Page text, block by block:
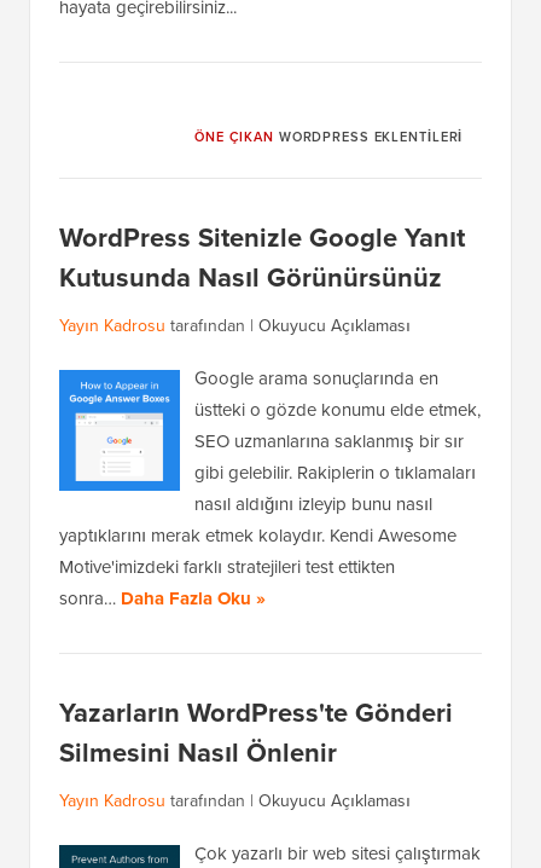
hayata geçirebilirsiniz...
ÖNE ÇIKAN WORDPRESS EKLENTILERI
WordPress Sitenizle Google Yanıt
Kutusunda Nasıl Görünürsünüz
Yayın Kadrosu tarafından | Okuyucu Açıklaması
Google arama sonuçlarında en
üstteki o gözde konumu elde etmek,
SEO uzmanlarına saklanmış bir sır
gibi gelebilir. Rakiplerin o tıklamaları
nasıl aldığını izleyip bunu nasıl
yaptıklarını merak etmek kolaydır. Kendi Awesome
Motive'imizdeki farklı stratejileri test ettikten
sonra… Daha Fazla Oku »
Yazarların WordPress'te Gönderi
Silmesini Nasıl Önlenir
Yayın Kadrosu tarafından | Okuyucu Açıklaması
Çok yazarlı bir web sitesi çalıştırmak